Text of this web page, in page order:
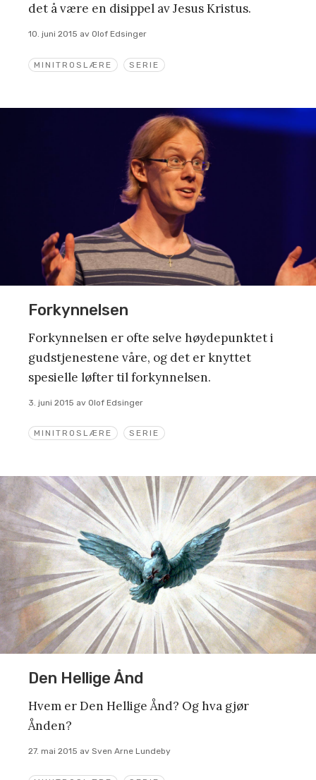
MINITROSLÆRE SERIE
det å være en disippel av Jesus Kristus.
10. juni 2015 av Olof Edsinger
MINITROSLÆRE SERIE
Forkynnelsen
Forkynnelsen er ofte selve høydepunktet i
gudstjenestene våre, og det er knyttet
spesielle løfter til forkynnelsen.
3. juni 2015 av Olof Edsinger
Den Hellige Ånd
Hvem er Den Hellige Ånd? Og hva gjør
Ånden?
27. mai 2015 av Sven Arne Lundeby